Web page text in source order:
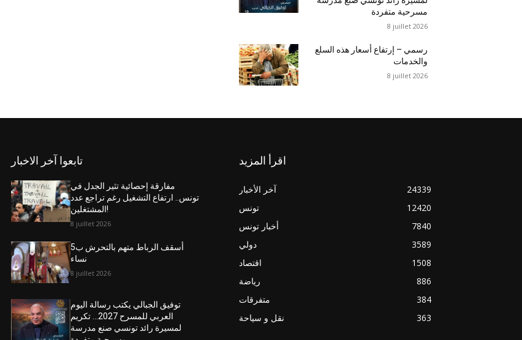
مسرحية متفردة
8 juillet 2026
رسمي – إرتفاع أسعار هذه السلع
والخدمات
8 juillet 2026
تابعوا آخر الاخبار
مفارقة إحصائية تثير الجدل في
تونس.. ارتفاع التشغيل رغم تراجع عدد
المشتغلين!
8 juillet 2026
أسقف الرباط متهم بالتحرش ب5
نساء
8 juillet 2026
توفيق الجبالي يكتب رسالة اليوم
العربي للمسرح 2027… تكريم
لمسيرة رائد تونسي صنع مدرسة
اقرأ المزيد
آخر الأخبار
24339
تونس
12420
أخبار تونس
7840
دولي
3589
اقتصاد
1508
رياضة
886
متفرقات
384
نقل و سياحة
363